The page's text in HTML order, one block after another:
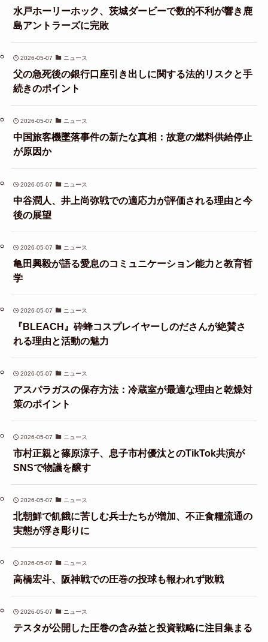
水戸ホーリーホック、茨城ダービーで数的不利が響き鹿
島アントラーズに完敗
2026-05-07 ニュース
父の急死後の銀行口座引き出しに関する法的リスクと手
続きのポイント
2026-05-07 ニュース
中国旅客機墜落事件の新たな真相：故意の燃料供給停止
が原因か
2026-05-07 ニュース
中谷潤人、井上尚弥戦での適応力が評価される理由と今
後の展望
2026-05-07 ニュース
亀田興毅が語る愛息のコミュニケーション能力と教育哲
学
2026-05-07 ニュース
『BLEACH』砕蜂コスプレイヤーしのださんが絶賛さ
れる理由と活動の魅力
2026-05-07 ニュース
アスパラガスの保存方法：冷蔵室が最適な理由と乾燥対
策のポイント
2026-05-07 ニュース
市村正親と篠原涼子、息子市村優汰とのTikTok共演が
SNSで物議を醸す
2026-05-07 ニュース
北朝鮮で飢餓に苦しむ兵士たちが増加、不正食糧流通の
実態が浮き彫りに
2026-05-07 ニュース
高橋宏斗、阪神戦での圧巻の投球も報われず敗戦
2026-05-07 ニュース
テスタが公開した圧巻の含み益と投資戦略に注目集まる